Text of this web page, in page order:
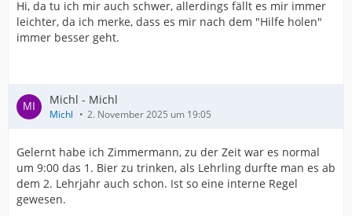
Hi, da tu ich mir auch schwer, allerdings fällt es mir immer
leichter, da ich merke, dass es mir nach dem "Hilfe holen"
immer besser geht.
Michl - Michl
Michl 2. November 2025 um 19:05
Gelernt habe ich Zimmermann, zu der Zeit war es normal
um 9:00 das 1. Bier zu trinken, als Lehrling durfte man es ab
dem 2. Lehrjahr auch schon. Ist so eine interne Regel
gewesen.